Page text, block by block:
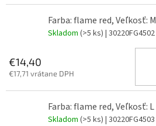
Farba: flame red, Veľkosť: M
Skladom (>5 ks) | 30220FG4502
€14,40
€17,71 vrátane DPH
Farba: flame red, Veľkosť: L
Skladom (>5 ks) | 30220FG4503